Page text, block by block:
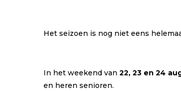
Het seizoen is nog niet eens
In het weekend van 22, 23 en 24
en heren senioren.